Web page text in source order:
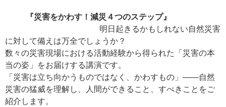
『災害をかわす！減災４つのステップ』
明日起きるかもしれない自然災害
に対して備えは万全でしょうか？
数々の災害現場における活動経験から得られた「災害の本
当の姿」をお届けする講演です。
「災害は立ち向かうものではなく、かわすもの」――自然
災害の猛威を理解し、人間ができること、すべきことをご
紹介します。